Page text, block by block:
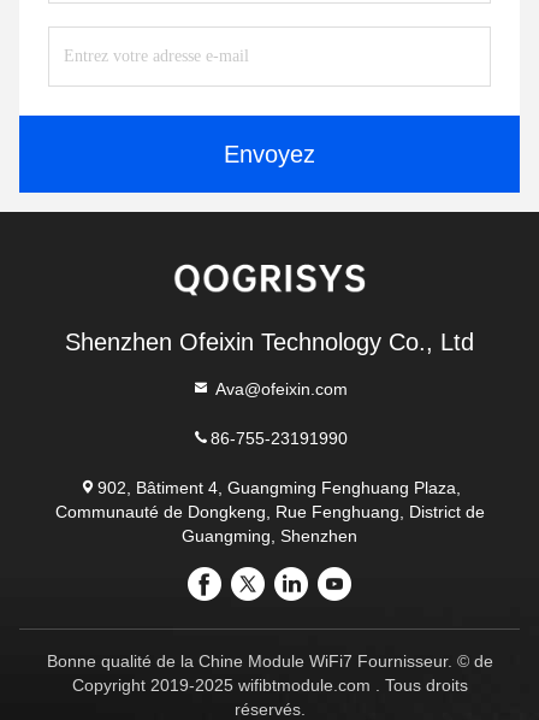
Envoyez
Shenzhen Ofeixin Technology Co., Ltd
Ava@ofeixin.com
86-755-23191990
902, Bâtiment 4, Guangming Fenghuang Plaza,
Communauté de Dongkeng, Rue Fenghuang, District de
Guangming, Shenzhen
Bonne qualité de la Chine Module WiFi7 Fournisseur. © de
Copyright 2019-2025 wifibtmodule.com . Tous droits
réservés.